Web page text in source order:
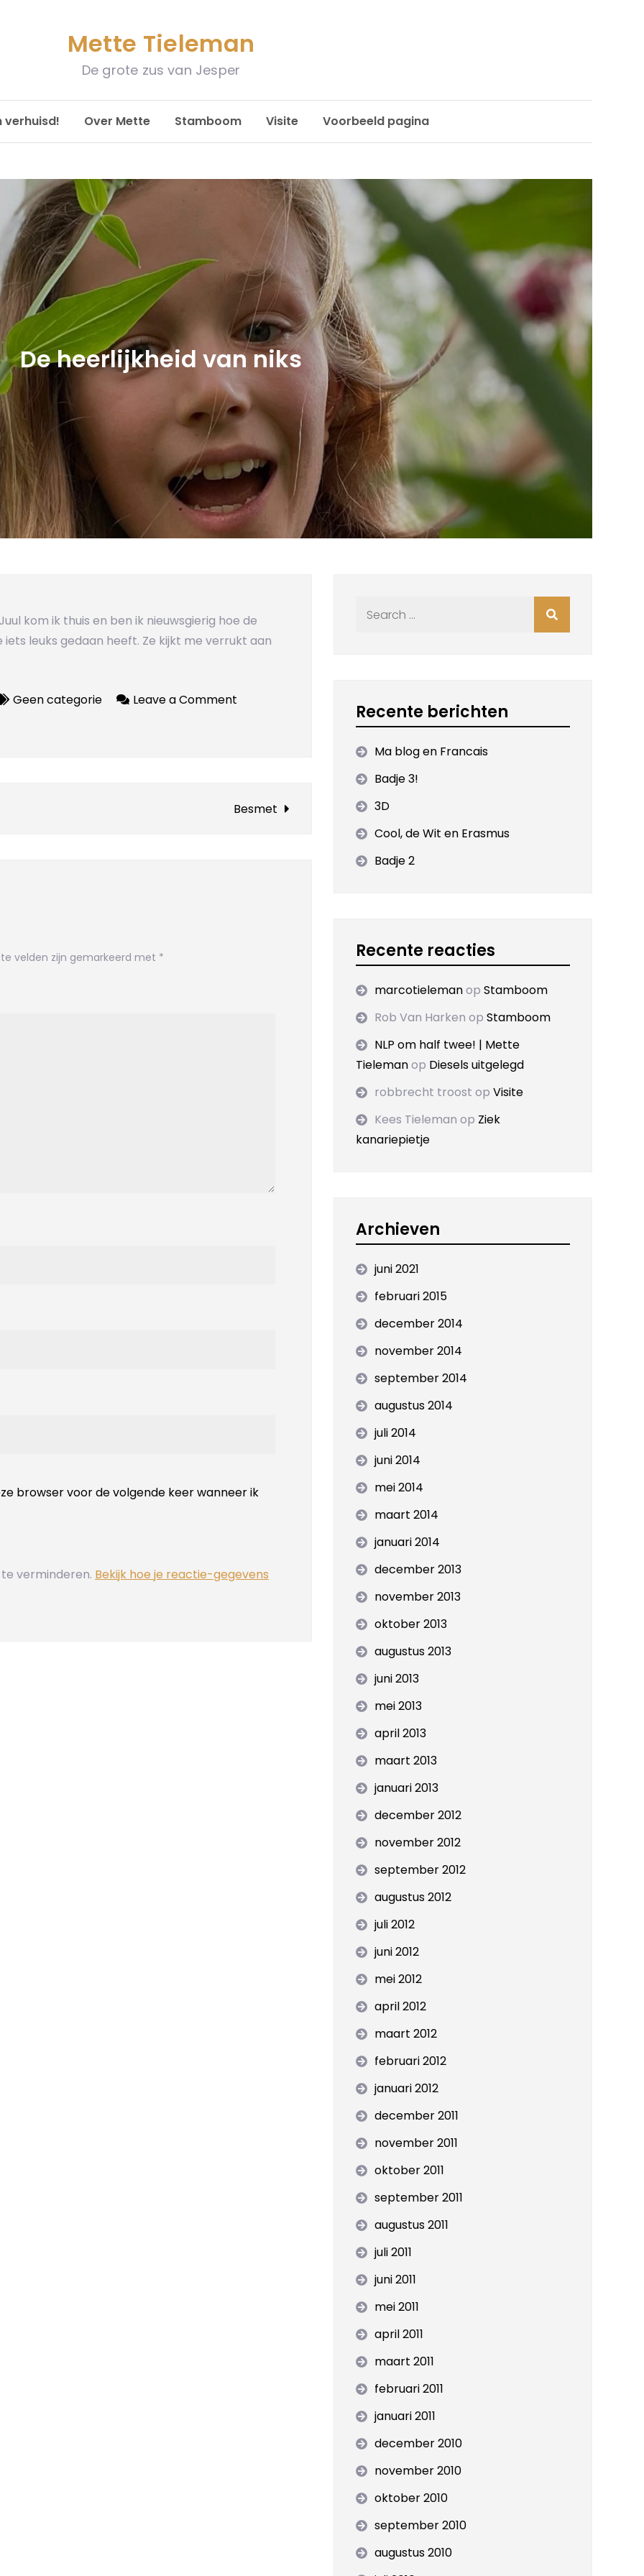
Mette Tieleman
De grote zus van Jesper
verhuisd! Over Mette Stamboom Visite Voorbeeld pagina
De heerlijkheid van niks
kom ik thuis en ben ik nieuwsgierig hoe de
leuks gedaan heeft. Ze kijkt me verrukt aan
Geen categorie Leave a Comment
Besmet
velden zijn gemarkeerd met *
browser voor de volgende keer wanneer ik
verminderen. Bekijk hoe je reactie-gegevens
Recente berichten
Ma blog en Francais
Badje 3!
3D
Cool, de Wit en Erasmus
Badje 2
Recente reacties
marcotielemanop Stamboom
Rob Van Harken op Stamboom
NLP om half twee! | Mette
Tielemanop Diesels uitgelegd
robbrecht troost op Visite
Kees Tieleman op Ziek
kanariepietje
Archieven
juni 2021
februari 2015
december 2014
november 2014
september 2014
augustus 2014
juli 2014
juni 2014
mei 2014
maart 2014
januari 2014
december 2013
november 2013
oktober 2013
augustus 2013
juni 2013
mei 2013
april 2013
maart 2013
januari 2013
december 2012
november 2012
september 2012
augustus 2012
juli 2012
juni 2012
mei 2012
april 2012
maart 2012
februari 2012
januari 2012
december 2011
november 2011
oktober 2011
september 2011
augustus 2011
juli 2011
juni 2011
mei 2011
april 2011
maart 2011
februari 2011
januari 2011
december 2010
november 2010
oktober 2010
september 2010
augustus 2010